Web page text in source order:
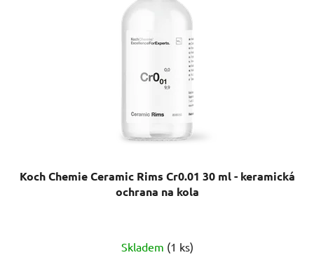
Koch Chemie Ceramic Rims Cr0.01 30 ml - keramická
ochrana na kola
Skladem (1 ks)